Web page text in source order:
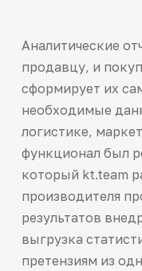
Аналитические
продавцу, и
сформирует их
необходимые
логистике,
функционал был
который kt.team
производителя
результатов
выгрузка
претензиям из